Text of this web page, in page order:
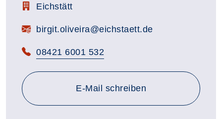
Zimmerbezeichnung:
Eichstätt
E-Mail:birgit.oliveira@eichstaett.de
Telefon:
08421 6001 532
E-Mail schreiben